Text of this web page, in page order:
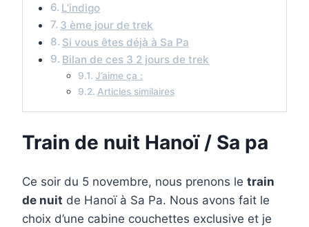
L’indigo
3 ème jour de trek
Si vous êtes déjà à Sa Pa
Bilan de ces 3 2 jours de trek
J’aime ça :
Articles similaires
Train de nuit Hanoï / Sa pa
Ce soir du 5 novembre, nous prenons le train
de nuit de Hanoï à Sa Pa. Nous avons fait le
choix d’une cabine couchettes exclusive et je